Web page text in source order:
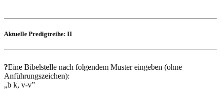
Aktuelle Predigtreihe: II
?Eine Bibelstelle nach folgendem Muster eingeben (ohne
Anführungszeichen):
„b k, v-v”